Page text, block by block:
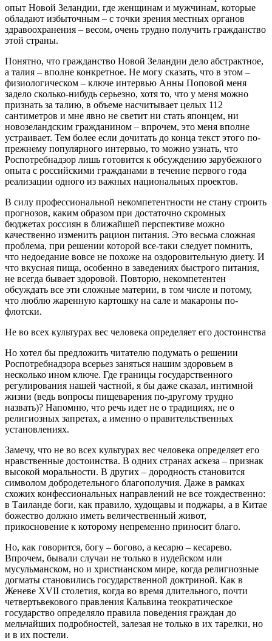
опыт Новой Зеландии, где женщинам и мужчинам, которые
обладают избыточным – с точки зрения местных органов
здравоохранения – весом, очень трудно получить гражданство
этой страны.
Понятно, что гражданство Новой Зеландии дело абстрактное,
а талия – вполне конкретное. Не могу сказать, что в этом –
физиологическом – ключе интервью Анны Поповой меня
задело сколько-нибудь серьезно, хотя то, что у меня можно
признать за талию, в объеме насчитывает целых 112
сантиметров и мне явно не светит ни стать японцем, ни
новозеландским гражданином – впрочем, это меня вполне
устраивает. Тем более если дочитать до конца текст этого по-
прежнему популярного интервью, то можно узнать, что
Роспотребнадзор лишь готовится к обсуждению зарубежного
опыта с российскими гражданами в течение первого года
реализации одного из важных национальных проектов.
В силу профессиональной некомпетентности не стану строить
прогнозов, каким образом при достаточно скромных
бюджетах россиян в ближайшей перспективе можно
качественно изменить рацион питания. Это весьма сложная
проблема, при решении которой все-таки следует помнить,
что недоедание вовсе не похоже на оздоровительную диету. И
что вкусная пища, особенно в заведениях быстрого питания,
не всегда бывает здоровой. Повторю, некомпетентен
обсуждать все эти сложные материи, в том числе и потому,
что люблю жаренную картошку на сале и макароны по-
флотски.
Не во всех культурах вес человека определяет его достоинства
Но хотел бы предложить читателю подумать о решении
Роспотребнадзора всерьез заняться нашим здоровьем в
несколько ином ключе. Где границы государственного
регулирования нашей частной, я бы даже сказал, интимной
жизни (ведь вопросы пищеварения по-другому трудно
назвать)? Напомню, что речь идет не о традициях, не о
религиозных запретах, а именно о правительственных
установлениях.
Замечу, что не во всех культурах вес человека определяет его
нравственные достоинства. В одних странах аскеза – признак
высокой моральности. В других – дородность становится
символом добродетельного благополучия. Даже в рамках
схожих конфессиональных направлений не все тождественно:
в Таиланде боги, как правило, худощавы и поджары, а в Китае
божество должно иметь величественный живот,
прикосновение к которому непременно приносит благо.
Но, как говорится, богу – богово, а кесарю – кесарево.
Впрочем, бывали случаи не только в иудейском или
мусульманском, но и христианском мире, когда религиозные
догматы становились государственной доктриной. Как в
Женеве ХVII столетия, когда во время длительного, почти
четвертьвекового правления Кальвина теократическое
государство определяло правила поведения граждан до
мельчайших подробностей, залезая не только в их тарелки, но
и в их постели.